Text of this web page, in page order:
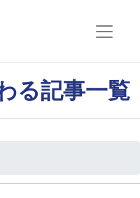
る記事一覧